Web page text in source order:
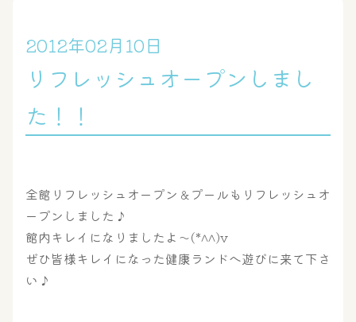
2012年02月10日
リフレッシュオープンしまし
た！！
全館リフレッシュオープン＆プールもリフレッシュオ
ープンしました♪
館内キレイになりましたよ～(*^^)v
ぜひ皆様キレイになった健康ランドへ遊びに来て下さ
い♪